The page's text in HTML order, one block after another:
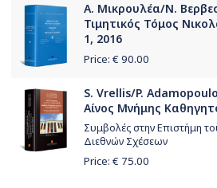
Α. Μικρουλέα/Ν.
Τιμητικός Τόμος
1, 2016
Price: € 90.00
S. Vrellis/P.
Αίνος Μνήμης
Συμβολές στην Επιστήμη
Διεθνών Σχέσεων
Price: € 75.00